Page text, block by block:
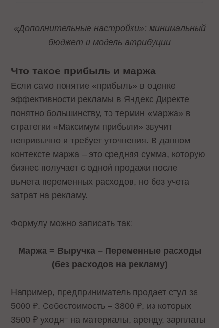
«Дополнительные настройки»: минимальный
бюджет и модель атрибуции
Что такое прибыль и маржа
Если само понятие «прибыль» в оценке
эффективности рекламы в Яндекс Директе
понятно большинству, то термин «маржа» в
стратегии «Максимум прибыли» звучит
непривычно и требует уточнения. В данном
контексте маржа – это средняя сумма, которую
бизнес получает с одной продажи после
вычета переменных расходов, но без учета
затрат на рекламу.
Формулу можно записать так:
Маржа = Выручка – Переменные расходы
(без расходов на рекламу)
Например, предприниматель продает стул за
5000 ₽. Себестоимость – 3800 ₽, из которых
3500 ₽ уходят на материалы, аренду, зарплаты